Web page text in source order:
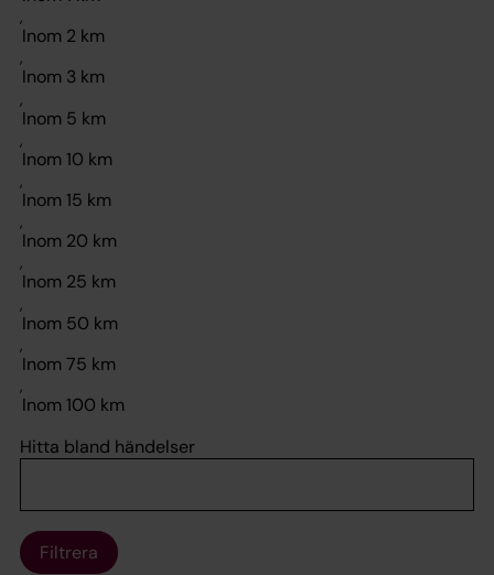
,
,
,
,
,
,
,
,
,
,
Hitta bland händelser
Filtrera